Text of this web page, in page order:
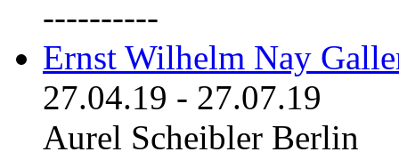
----------
Ernst Wilhelm Nay
27.04.19 - 27.07.19
Aurel Scheibler Berlin